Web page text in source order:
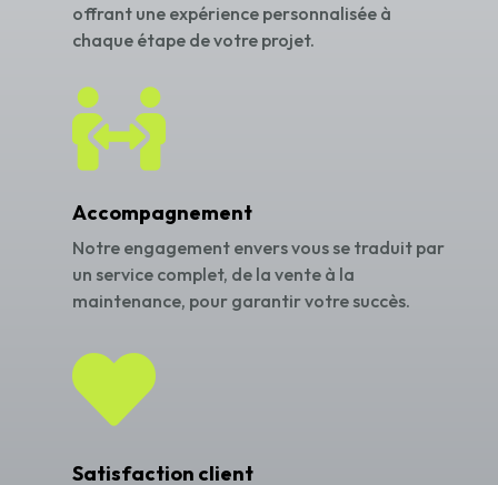
offrant une expérience personnalisée à
chaque étape de votre projet.

Accompagnement
Notre engagement envers vous se traduit par
un service complet, de la vente à la
maintenance, pour garantir votre succès.

Satisfaction client